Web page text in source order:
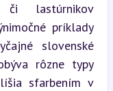
či lastúrnikov
príklady
slovenské
rôzne typy
sfarbením v